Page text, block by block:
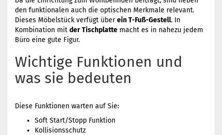
den funktionalen auch die optischen Merkmale relevant.
Dieses Möbelstück verfügt überein T-Fuß-Gestell. In
Kombination mit der Tischplatte macht es in nahezu jedem
Büro eine gute Figur.
Wichtige Funktionen und
was sie bedeuten
Diese Funktionen warten auf Sie:
Soft Start/Stopp Funktion
Kollisionsschutz